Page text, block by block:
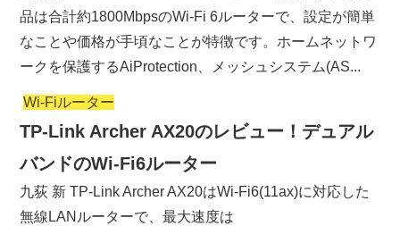
品は合計約1800MbpsのWi-Fi 6ルーターで、設定が簡単
なことや価格が手頃なことが特徴です。ホームネットワ
ークを保護するAiProtection、メッシュシステム(AS...
Wi-Fiルーター
TP-Link Archer AX20のレビュー！デュアル
バンドのWi-Fi6ルーター
九荻 新 TP-Link Archer AX20はWi-Fi6(11ax)に対応した
無線LANルーターで、最大速度は